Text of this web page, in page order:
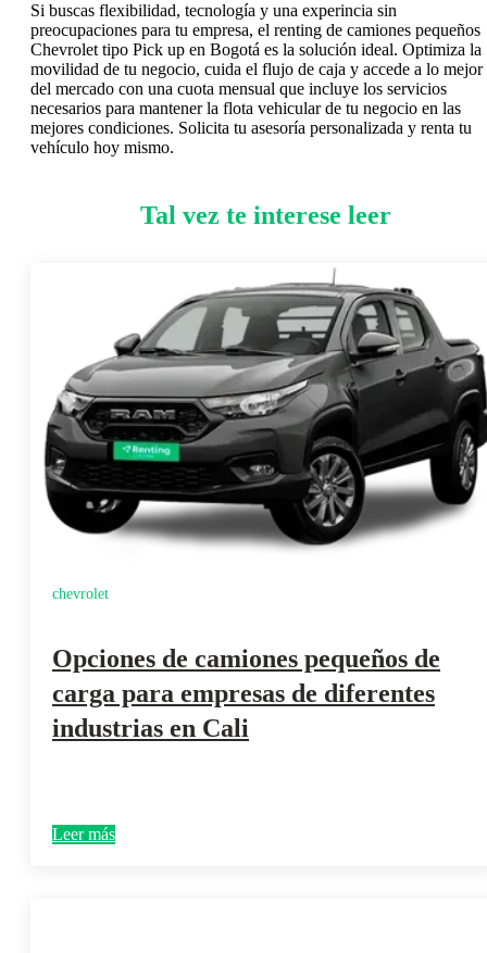
Si buscas flexibilidad, tecnología y una experincia sin
preocupaciones para tu empresa, el renting de camiones pequeños
Chevrolet tipo Pick up en Bogotá es la solución ideal. Optimiza la
movilidad de tu negocio, cuida el flujo de caja y accede a lo mejor
del mercado con una cuota mensual que incluye los servicios
necesarios para mantener la flota vehicular de tu negocio en las
mejores condiciones. Solicita tu asesoría personalizada y renta tu
vehículo hoy mismo.
Tal vez te interese leer
chevrolet
Opciones de camiones pequeños de
carga para empresas de diferentes
industrias en Cali
Leer más